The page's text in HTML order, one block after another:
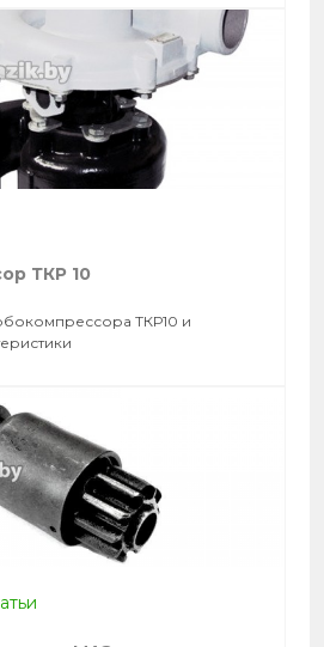
ТКР 10
ТКР10 и